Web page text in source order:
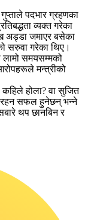
पदभार ग्रहणका
व्यक्त गरेका
अड्डा जमाएर बसेका
सरुवा गरेका थिए।
लामो समयसम्मको
मन्त्रीको
कहिले होला? वा सुजित
सफल हुनेछन् भन्ने
थप छानबिन र